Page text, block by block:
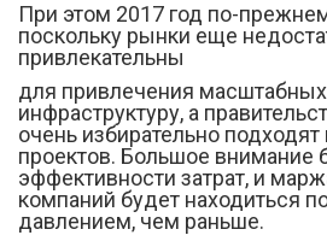
При этом 2017 год по-
поскольку рынки еще
привлекательны
для привлечения
инфраструктуру, а
очень избирательно
проектов. Большое внимание
эффективности затрат, и
компаний будет находиться
давлением, чем раньше.